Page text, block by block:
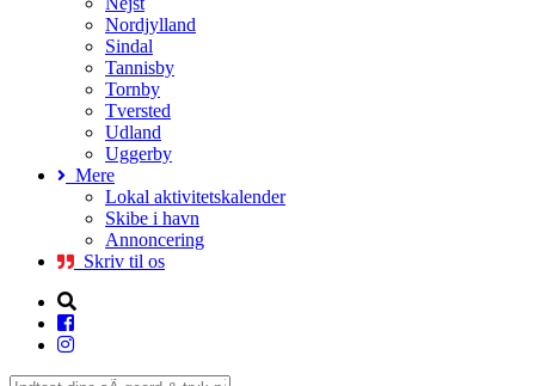
Nordjylland
Sindal
Tannisby
Tornby
Tversted
Udland
Uggerby
Mere
Lokal aktivitetskalender
Skibe i havn
Annoncering
Skriv til os